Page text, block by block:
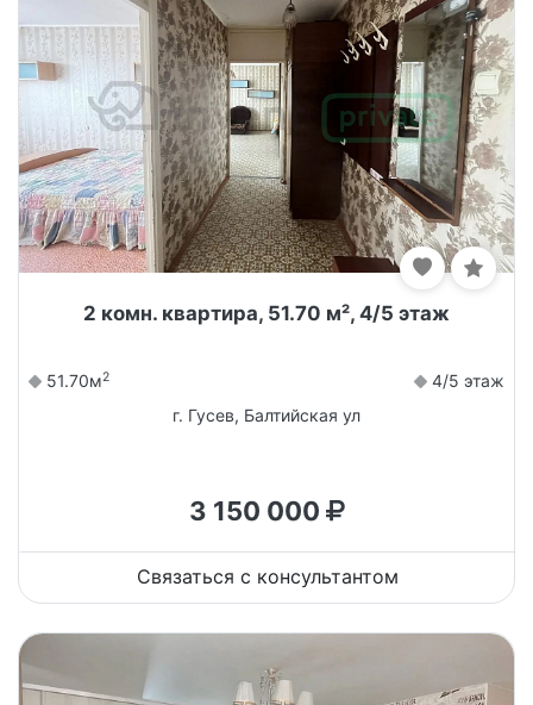
2 комн. квартира, 51.70 м², 4/5 этаж
51.70м2
4/5 этаж
г. Гусев, Балтийская ул
3 150 000
Связаться с консультантом